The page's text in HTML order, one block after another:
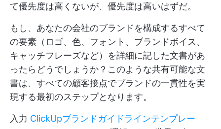
て優先度は高くないが、優先度は高いはずだ。
もし、あなたの会社のブランドを構成するすべて
の要素（ロゴ、色、フォント、ブランドボイス、
キャッチフレーズなど）を詳細に記した文書があ
ったらどうでしょうか？このような共有可能な文
書は、すべての顧客接点でブランドの一貫性を実
現する最初のステップとなります。
入力 ClickUpブランドガイドラインテンプレー